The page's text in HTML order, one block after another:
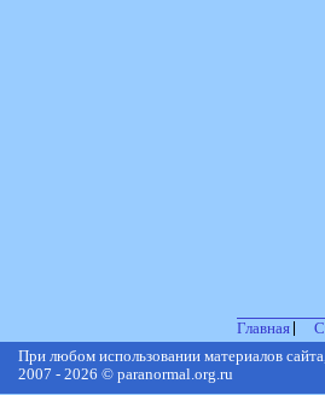
Главная
При любом использовании материалов
2007 - 2026 © paranormal.org.ru